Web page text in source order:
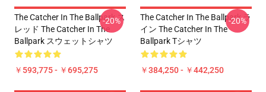
The Catcher In The Ballpark ス
レッド The Catcher In The
Ballpark スウェットシャツ
￥593,775 - ￥695,275
-20%
The Catcher In The Ballpark ラ
イン The Catcher In The
Ballpark Tシャツ
￥384,250 - ￥442,250
-20%